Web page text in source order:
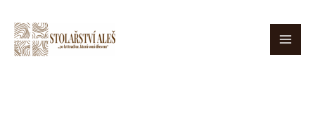
obsah